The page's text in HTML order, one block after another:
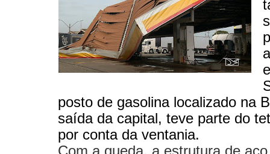
posto de gasolina localizado na
saída da capital, teve parte do
por conta da ventania.
Com a queda, a estrutura de